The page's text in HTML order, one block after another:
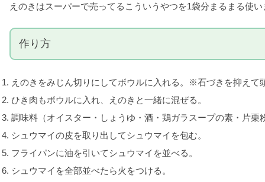
えのきはスーパーで売ってるこういうやつを1袋分まるまる使い
作り方
えのきをみじん切りにしてボウルに入れる。※石づきを抑えて
ひき肉もボウルに入れ、えのきと一緒に混ぜる。
調味料（オイスター・しょうゆ・酒・鶏ガラスープの素・片
シュウマイの皮を取り出してシュウマイを包む。
フライパンに油を引いてシュウマイを並べる。
シュウマイを全部並べたら火をつける。